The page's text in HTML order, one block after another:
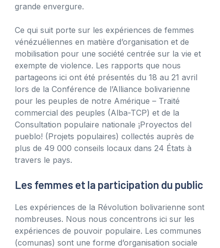
grande envergure.
Ce qui suit porte sur les expériences de femmes
vénézuéliennes en matière d’organisation et de
mobilisation pour une société centrée sur la vie et
exempte de violence. Les rapports que nous
partageons ici ont été présentés du 18 au 21 avril
lors de la Conférence de l’Alliance bolivarienne
pour les peuples de notre Amérique – Traité
commercial des peuples (Alba-TCP) et de la
Consultation populaire nationale ¡Proyectos del
pueblo! (Projets populaires) collectés auprès de
plus de 49 000 conseils locaux dans 24 États à
travers le pays.
Les femmes et la participation du public
Les expériences de la Révolution bolivarienne sont
nombreuses. Nous nous concentrons ici sur les
expériences de pouvoir populaire. Les communes
(comunas) sont une forme d’organisation sociale